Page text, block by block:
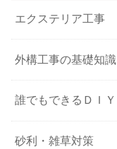
エクステリア工事
外構工事の基礎知識
誰でもできるＤＩＹ
砂利・雑草対策